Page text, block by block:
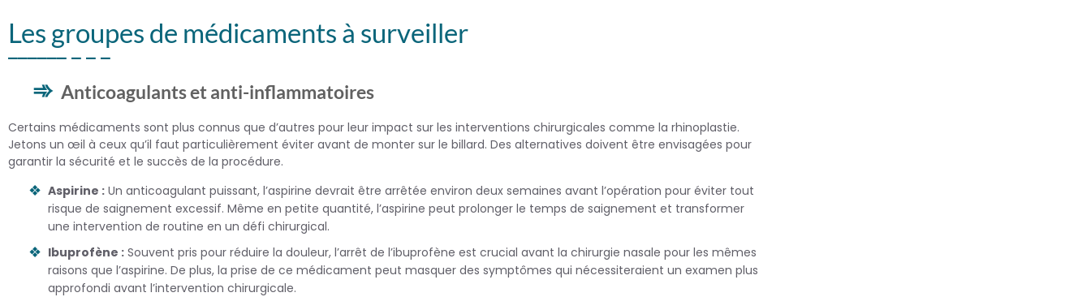
Les groupes de médicaments à surveiller
Anticoagulants et anti-inflammatoires
Certains médicaments sont plus connus que d’autres pour leur impact sur les interventions chirurgicales comme la rhinoplastie.
Jetons un œil à ceux qu’il faut particulièrement éviter avant de monter sur le billard. Des alternatives doivent être envisagées pour
garantir la sécurité et le succès de la procédure.
Aspirine : Un anticoagulant puissant, l’aspirine devrait être arrêtée environ deux semaines avant l’opération pour éviter tout
risque de saignement excessif. Même en petite quantité, l’aspirine peut prolonger le temps de saignement et transformer
une intervention de routine en un défi chirurgical.
Ibuprofène : Souvent pris pour réduire la douleur, l’arrêt de l’ibuprofène est crucial avant la chirurgie nasale pour les mêmes
raisons que l’aspirine. De plus, la prise de ce médicament peut masquer des symptômes qui nécessiteraient un examen plus
approfondi avant l’intervention chirurgicale.